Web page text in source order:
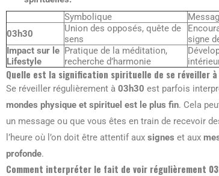
Symbolique
03h30
Union des opposés, quête de
sens
signe
Impact sur le
Lifestyle
Pratique de la méditation,
recherche d’harmonie
Quelle est la signification spirituelle de se réveiller à
Se réveiller régulièrement à 03h30 est parfois
mondes physique et spirituel est le plus fin. Cela
un message ou que vous êtes en train de recevoir
l’heure où l’on doit être attentif aux signes et aux
profonde.
Comment interpréter le fait de voir régulièrement